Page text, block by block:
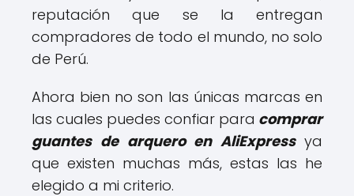
reputación que se la entregan
compradores de todo el mundo, no solo
de Perú.
Ahora bien no son las únicas marcas en
las cuales puedes confiar para comprar
guantes de arquero en AliExpress ya
que existen muchas más, estas las he
elegido a mi criterio.